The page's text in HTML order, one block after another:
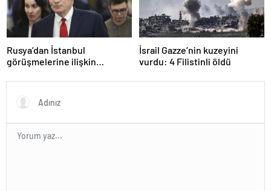
Rusya’dan İstanbul
görüşmelerine ilişkin
İsrail Gazze’nin kuzeyini
vurdu: 4 Filistinli öldü